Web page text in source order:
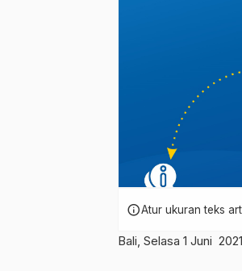
infoAtur ukuran teks
Bali, Selasa 1 Juni 2021